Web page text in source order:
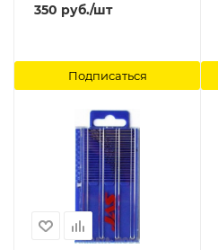
350 руб./шт
Подписаться